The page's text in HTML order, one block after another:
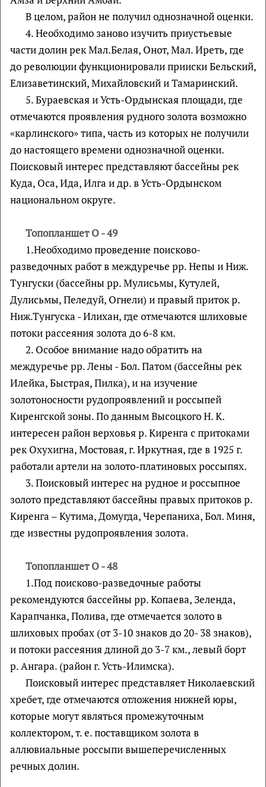
В целом, район не получил однозначной оценки.
4. Необходимо заново изучить приустьевые
части долин рек Мал.Белая, Онот, Мал. Иреть, где
до революции функционировали прииски Бельский,
Елизаветинский, Михайловский и Тамаринский.
5. Бураевская и Усть-Ордынская площади, где
отмечаются проявления рудного золота возможно
«карлинского» типа, часть из которых не получили
до настоящего времени однозначной оценки.
Поисковый интерес представляют бассейны рек
Куда, Оса, Ида, Илга и др. в Усть-Ордынском
национальном округе.
Топопланшет О - 49
1.Необходимо проведение поисково-
разведочных работ в междуречье рр. Непы и Ниж.
Тунгуски (бассейны рр. Мулисьмы, Кутулей,
Дулисьмы, Пеледуй, Огнели) и правый приток р.
Ниж.Тунгуска - Илихан, где отмечаются шлиховые
потоки рассеяния золота до 6-8 км.
2. Особое внимание надо обратить на
междуречье рр. Лены - Бол. Патом (бассейны рек
Илейка, Быстрая, Пилка), и на изучение
золотоносности рудопроявлений и россыпей
Киренгской зоны. По данным Высоцкого Н. К.
интересен район верховья р. Киренга с притоками
рек Охухигна, Мостовая, г. Иркутная, где в 1925 г.
работали артели на золото-платиновых россыпях.
3. Поисковый интерес на рудное и россыпное
золото представляют бассейны правых притоков р.
Киренга – Кутима, Домугда, Черепаниха, Бол. Миня,
где известны рудопроявления золота.
Топопланшет О - 48
1.Под поисково-разведочные работы
рекомендуются бассейны рр. Копаева, Зеленда,
Карапчанка, Полива, где отмечается золото в
шлиховых пробах (от 3-10 знаков до 20- 38 знаков),
и потоки рассеяния длиной до 3-7 км., левый борт
р. Ангара. (район г. Усть-Илимска).
Поисковый интерес представляет Николаевский
хребет, где отмечаются отложения нижней юры,
которые могут являться промежуточным
коллектором, т. е. поставщиком золота в
аллювиальные россыпи вышеперечисленных
речных долин.